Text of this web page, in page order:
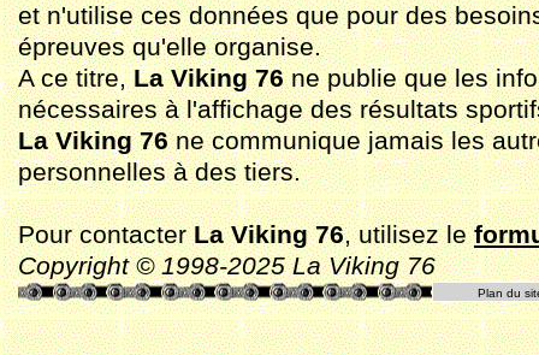
et n'utilise ces données que pour des
épreuves qu'elle organise.
A ce titre,La Viking 76ne publie que les
nécessaires à l'affichage des résultats
La Viking 76ne communique jamais les
personnelles à des tiers.
Pour contacterLa Viking 76, utilisez le
Copyright © 1998-2025 La Viking 76
Plan du